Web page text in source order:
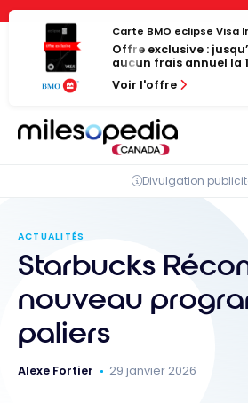
Panneau de gestion des cookies
Passer
contenu
Carte BMO eclipse Visa
Offre exclusive :
aucun frais annuel la
Voir l'offre
Divulgation
ACTUALITÉS
Starbucks
nouveau
paliers
Alexe Fortier 29 janvier 2026